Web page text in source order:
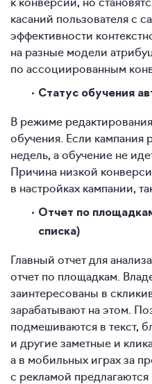
касаний пользователя с
эффективности
на разные модели
по ассоциированным
Статус обучения
В режиме
обучения. Если кампания
недель, а обучение не
Причина низкой
в настройках кампании,
Отчет по
списка)
Главный отчет для
отчет по площадкам.
заинтересованы в
зарабатывают на этом.
подмешиваются в текст,
и другие заметные и
а в мобильных играх за
с рекламой предлагаются